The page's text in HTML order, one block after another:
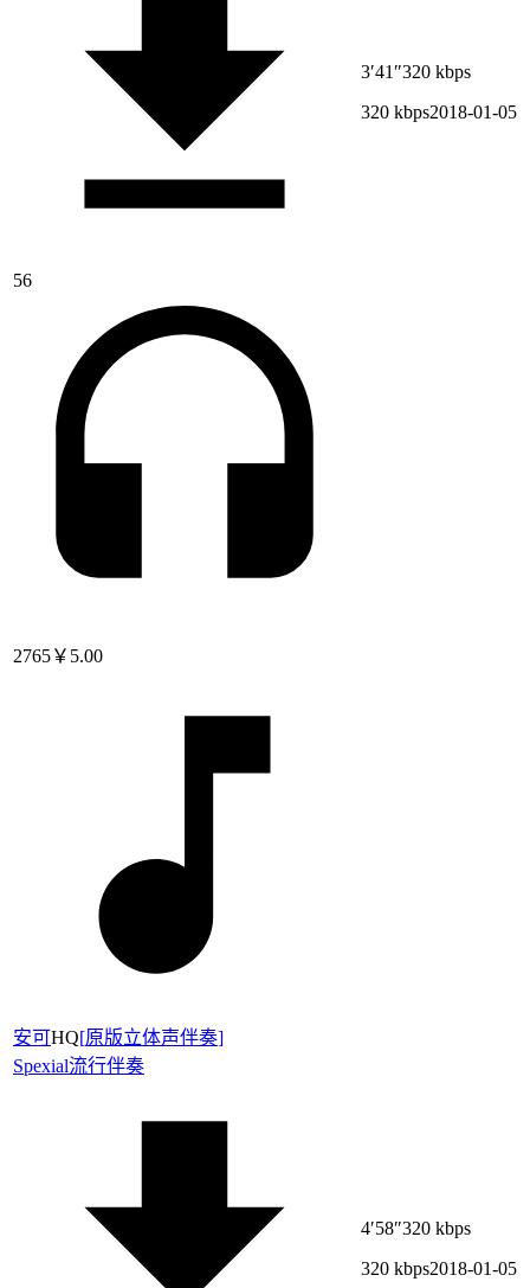
56
2765￥5.00
3′41″320 kbps
320 kbps2018-01-05
安可HQ[原版立体声伴奏]
Spexial流行伴奏
4′58″320 kbps
320 kbps2018-01-05